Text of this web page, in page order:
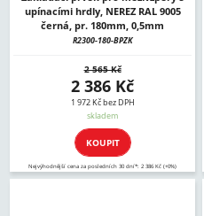
upínacími hrdly, NEREZ RAL 9005
černá, pr. 180mm, 0,5mm
R2300-180-BPZK
2 565 Kč
2 386 Kč
1 972 Kč bez DPH
skladem
KOUPIT
Nejvýhodnější cena za posledních 30 dní*: 2 386 Kč (+0%)